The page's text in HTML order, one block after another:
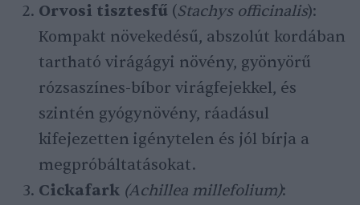
Orvosi tisztesfű (Stachys officinalis):
Kompakt növekedésű, abszolút kordában
tartható virágágyi növény, gyönyörű
rózsaszínes-bíbor virágfejekkel, és
szintén gyógynövény, ráadásul
kifejezetten igénytelen és jól bírja a
megpróbáltatásokat.
Cickafark (Achillea millefolium):